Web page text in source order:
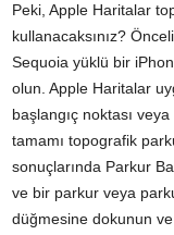
Peki, Apple Haritalar
kullanacaksınız?
Sequoia yüklü bir
olun. Apple Haritalar
başlangıç noktası
tamamı topografik
sonuçlarında Parkur
ve bir parkur veya
düğmesine dokunun